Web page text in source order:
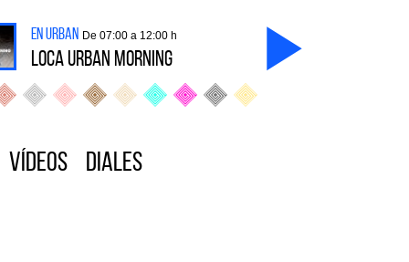
en Urban De 07:00 a 12:00 h
LOCA URBAN MORNING
Vídeos Diales